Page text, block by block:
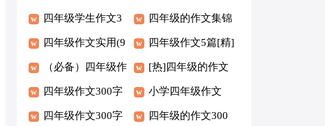
篇] 文5篇
四年级学生作文3
篇[实用]
四年级的作文集锦
(5篇)
四年级作文实用(9
篇)
四年级作文5篇[精]
（必备）四年级作
文300字6篇
[热]四年级的作文
10篇
四年级作文300字
实用（7篇）
小学四年级作文
300字9篇(精)
四年级作文300字 四年级的作文300